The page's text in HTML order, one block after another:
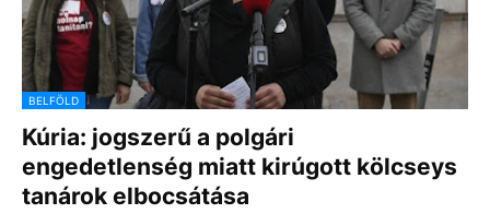
BELFÖLD
Kúria: jogszerű a polgári
engedetlenség miatt kirúgott kölcseys
tanárok elbocsátása